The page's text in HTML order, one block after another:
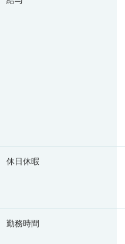
休日休暇
勤務時間